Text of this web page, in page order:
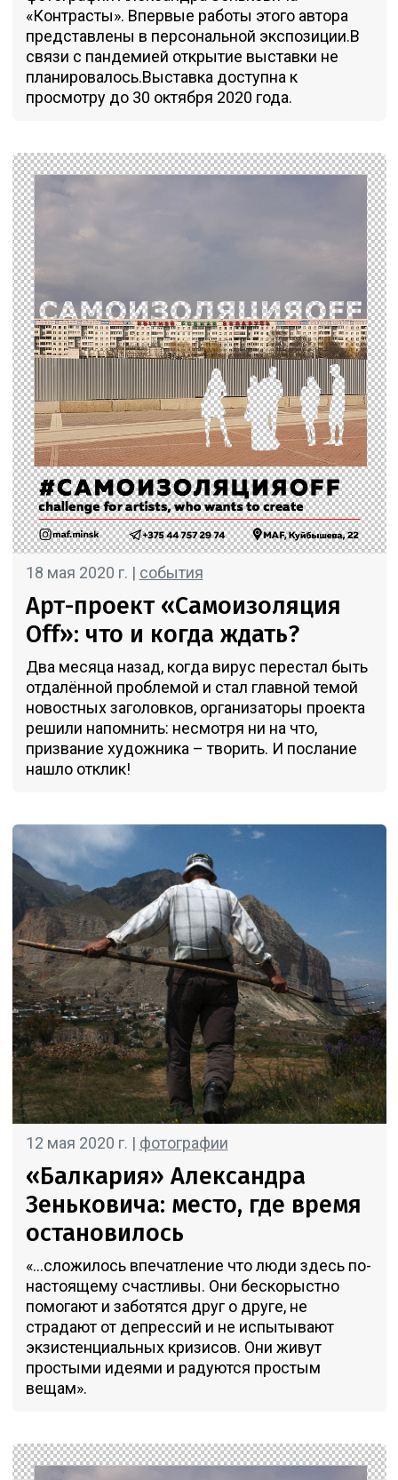
«Контрасты». Впервые работы этого автора
представлены в персональной экспозиции.В
связи с пандемией открытие выставки не
планировалось.Выставка доступна к
просмотру до 30 октября 2020 года.
18 мая 2020 г. | события
Арт-проект «Самоизоляция
Off»: что и когда ждать?
Два месяца назад, когда вирус перестал быть
отдалённой проблемой и стал главной темой
новостных заголовков, организаторы проекта
решили напомнить: несмотря ни на что,
призвание художника – творить. И послание
нашло отклик!
12 мая 2020 г. | фотографии
«Балкария» Александра
Зеньковича: место, где время
остановилось
«...сложилось впечатление что люди здесь по-
настоящему счастливы. Они бескорыстно
помогают и заботятся друг о друге, не
страдают от депрессий и не испытывают
экзистенциальных кризисов. Они живут
простыми идеями и радуются простым
вещам».